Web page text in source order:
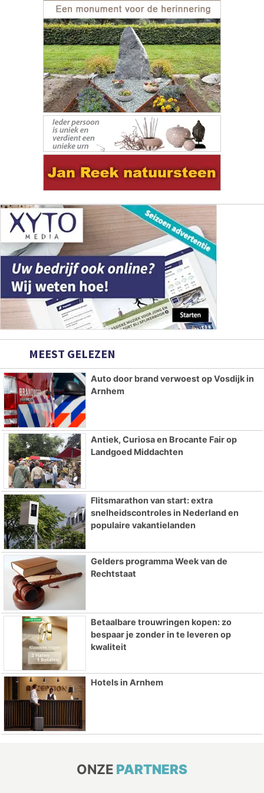
MEEST GELEZEN
Auto door brand verwoest op Vosdijk in
Arnhem
Antiek, Curiosa en Brocante Fair op
Landgoed Middachten
Flitsmarathon van start: extra
snelheidscontroles in Nederland en
populaire vakantielanden
Gelders programma Week van de
Rechtstaat
Betaalbare trouwringen kopen: zo
bespaar je zonder in te leveren op
kwaliteit
Hotels in Arnhem
ONZE PARTNERS